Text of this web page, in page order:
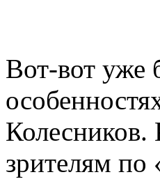
Вот-вот уже
Колесников.
зрителям